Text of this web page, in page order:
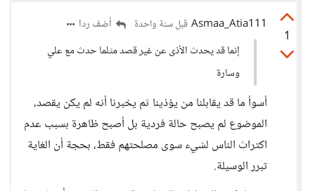
1
Asmaa_Atia111 قبل سنة واحدة
أضف ردا
إنما قد يحدث الأذى عن غير قصد مثلما حدث مع علي
وسارة
أسوأ ما قد يقابلنا من يؤذينا ثم يخبرنا أنه لم يكن يقصد،
الموضوع لم يصبح حالة فردية بل أصبح ظاهرة بسبب عدم
اكتراث الناس لشيء سوى مصلحتهم فقط، بحجة أن الغاية
تبرر الوسيلة.